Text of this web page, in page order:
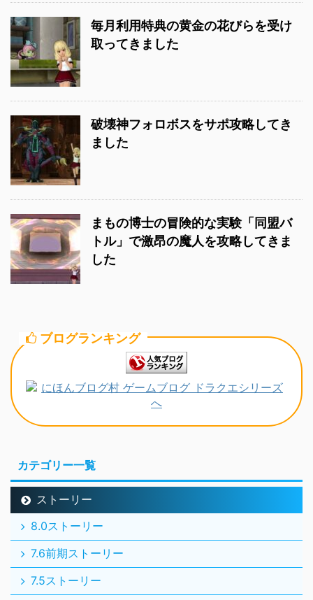
毎月利用特典の黄金の花びらを受け
取ってきました
破壊神フォロボスをサポ攻略してき
ました
まもの博士の冒険的な実験「同盟バ
トル」で激昂の魔人を攻略してきま
した
ブログランキング
カテゴリー一覧
ストーリー
8.0ストーリー
7.6前期ストーリー
7.5ストーリー